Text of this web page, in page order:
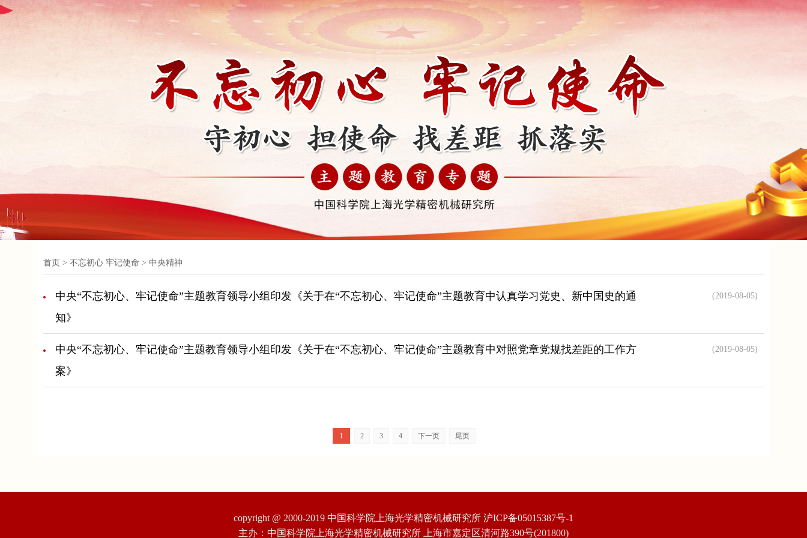
首页 > 不忘初心 牢记使命 > 中央精神
中央“不忘初心、牢记使命”主题教育领导小组印发《关于在“不忘初心、牢记使命”主题教育中认真学习党史、新中国史的通
知》
(2019-08-05)
中央“不忘初心、牢记使命”主题教育领导小组印发《关于在“不忘初心、牢记使命”主题教育中对照党章党规找差距的工作方
案》
(2019-08-05)
1 2 3 4 下一页 尾页
copyright @ 2000-2019 中国科学院上海光学精密机械研究所 沪ICP备05015387号-1
主办：中国科学院上海光学精密机械研究所 上海市嘉定区清河路390号(201800)